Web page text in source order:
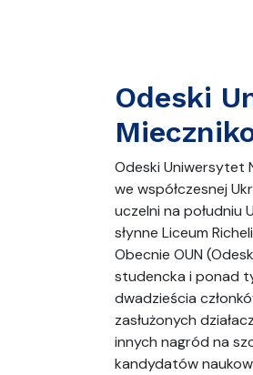
Odeski
Odeski Uniwersytet
we współczesnej
uczelni na południu
słynne Liceum
Obecnie OUN
studencka i ponad
dwadzieścia
zasłużonych
innych nagród na
kandydatów